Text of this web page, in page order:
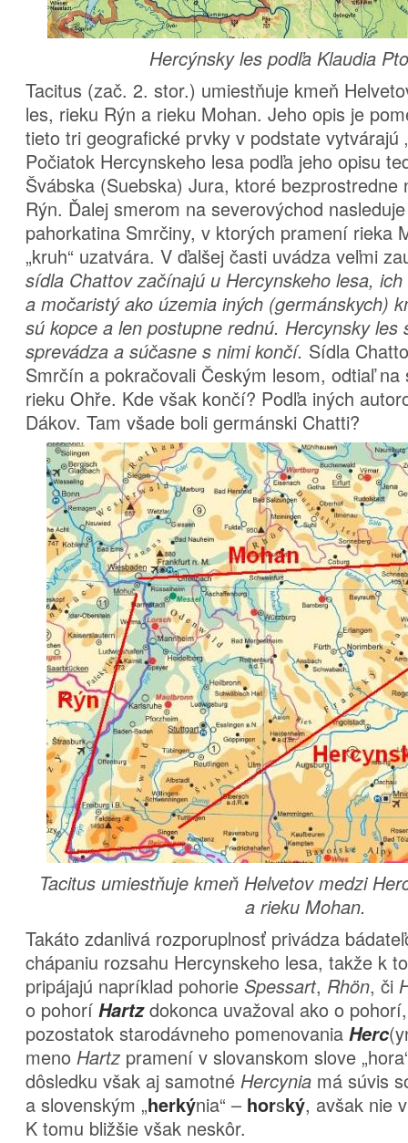
Hercýnsky les podľa Klaudia
Tacitus (zač. 2. stor.) umiestňuje kmeň
les, rieku Rýn a rieku Mohan. Jeho opis je
tieto tri geografické prvky v podstate vytvárajú
Počiatok Hercynskeho lesa podľa jeho opisu
Švábska (Suebska) Jura, ktoré bezprostredne
Rýn. Ďalej smerom na severovýchod
pahorkatina Smrčiny, v ktorých pramení rieka
„kruh“ uzatvára. V ďalšej časti uvádza veľmi
sídla Chattov začínajú u Hercynskeho lesa,
a močaristý ako územia iných (germánskych)
sú kopce a len postupne rednú. Hercynsky les
sprevádza a súčasne s nimi končí. Sídla
Smrčín a pokračovali Českým lesom, odtiaľ
rieku Ohře. Kde však končí? Podľa iných
Dákov. Tam všade boli germánski Chatti?
Tacitus umiestňuje kmeň Helvetov medzi
a rieku Mohan.
Takáto zdanlivá rozporuplnosť privádza
chápaniu rozsahu Hercynskeho lesa, takže k
pripájajú napríklad pohorie Spessart, Rhön, či
o pohorí Hartzdokonca uvažoval ako o
pozostatok starodávneho pomenovania Herc
meno Hartz pramení v slovanskom slove
dôsledku však aj samotné Hercynia má súvis
a slovenským „herkýnia“ – horský, avšak nie
K tomu bližšie však neskôr.